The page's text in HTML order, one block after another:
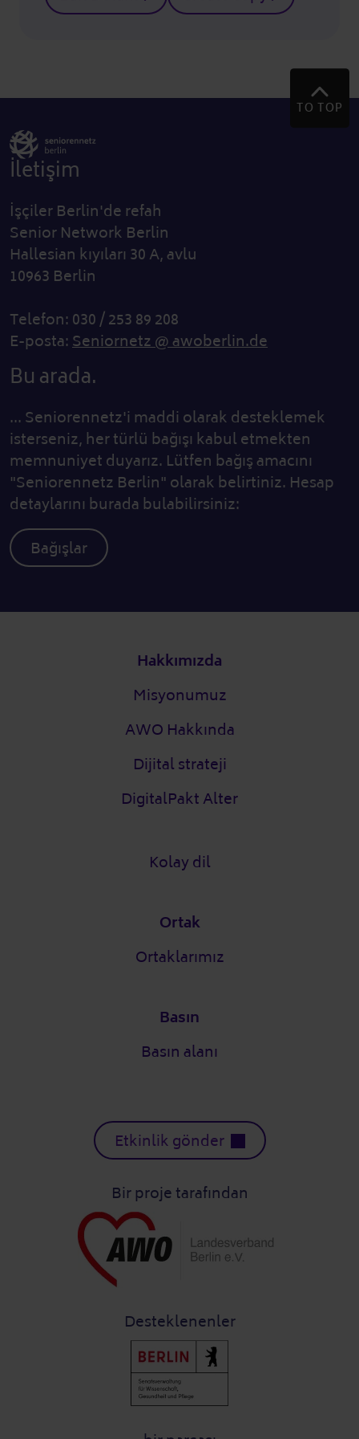
TO TOP
İletişim
İşçiler Berlin'de refah
Senior Network Berlin
Hallesian kıyıları 30 A, avlu
10963 Berlin
Telefon: 030 / 253 89 208
E-posta:Seniornetz @ awoberlin.de
Bu arada.
... Seniorennetz'i maddi olarak desteklemek
isterseniz, her türlü bağışı kabul etmekten
memnuniyet duyarız. Lütfen bağış amacını
"Seniorennetz Berlin" olarak belirtiniz. Hesap
detaylarını burada bulabilirsiniz:
Bağışlar
Hakkımızda
Misyonumuz
AWO Hakkında
Dijital strateji
DigitalPakt Alter
Kolay dil
Ortak
Ortaklarımız
Basın
Basın alanı
Etkinlik gönder
Bir proje tarafından
Desteklenenler